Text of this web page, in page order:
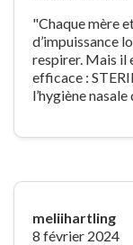
"Chaque mère
d’impuissance
respirer. Mais il
efficace :
l’hygiène
meliihartling
8 février 2024